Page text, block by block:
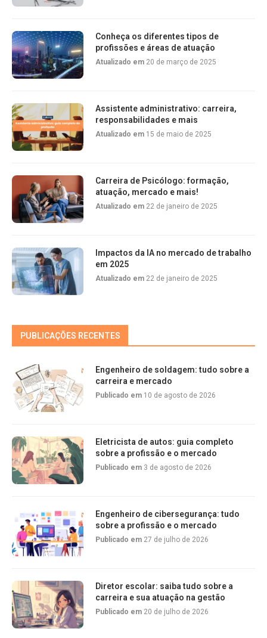
Conheça os diferentes tipos de
profissões e áreas de atuação
Atualizado em 20 de março de 2025
Assistente administrativo: carreira,
responsabilidades e mais
Atualizado em 15 de maio de 2025
Carreira de Psicólogo: formação,
atuação, mercado e mais!
Atualizado em 22 de janeiro de 2025
Impactos da IA no mercado de trabalho
em 2025
Atualizado em 22 de janeiro de 2025
PUBLICAÇÕES RECENTES
Engenheiro de soldagem: tudo sobre a
carreira e mercado
Publicado em 10 de agosto de 2026
Eletricista de autos: guia completo
sobre a profissão e o mercado
Publicado em 3 de agosto de 2026
Engenheiro de cibersegurança: tudo
sobre a profissão e o mercado
Publicado em 27 de julho de 2026
Diretor escolar: saiba tudo sobre a
carreira e sua atuação na gestão
Publicado em 20 de julho de 2026